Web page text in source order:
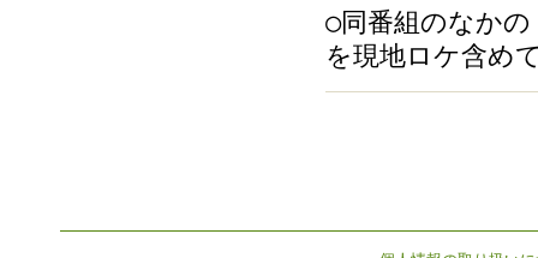
○同番組のなか
を現地ロケ含め